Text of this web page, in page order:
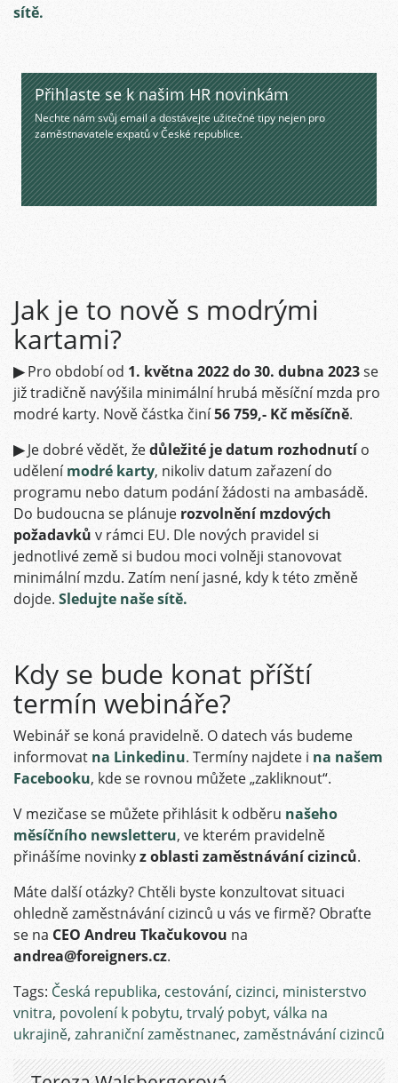
sítě.
Přihlaste se k našim HR novinkám
Nechte nám svůj email a dostávejte užitečné tipy nejen pro
zaměstnavatele expatů v České republice.
Jak je to nově s modrými
kartami?
▶Pro obdobíod 1. května 2022 do 30. dubna 2023se
již tradičně navýšila minimální hrubá měsíční mzda pro
modré karty. Nově částka činí56 759,- Kč měsíčně.
▶Je dobré vědět, žedůležité je datum rozhodnutío
udělenímodré karty, nikoliv datum zařazení do
programu nebo datum podání žádosti na ambasádě.
Do budoucna se plánuje rozvolnění mzdových
požadavků v rámci EU. Dle nových pravidel si
jednotlivé země si budou moci volněji stanovovat
minimální mzdu. Zatím není jasné, kdy k této změně
dojde. Sledujte naše sítě.
Kdy se bude konat příští
termín webináře?
Webinář se koná pravidelně. O datech vás budeme
informovat na Linkedinu. Termíny najdete i na našem
Facebooku, kde se rovnou můžete „zakliknout“.
V mezičase se můžete přihlásit k odběru našeho
měsíčního newsletteru, ve kterém pravidelně
přinášíme novinkyz oblasti zaměstnávání cizinců.
Máte další otázky? Chtěli byste konzultovat situaci
ohledně zaměstnávání cizinců u vás ve firmě? Obraťte
se na CEO Andreu Tkačukovou na
andrea@foreigners.cz.
Tags: Česká republika, cestování, cizinci, ministerstvo
vnitra, povolení k pobytu, trvalý pobyt, válka na
ukrajině, zahraniční zaměstnanec, zaměstnávání cizinců